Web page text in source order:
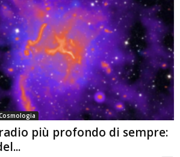
più profondo di sempre: